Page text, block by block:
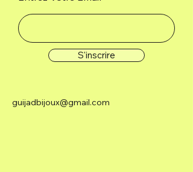
S'inscrire
guijadbijoux@gmail.com